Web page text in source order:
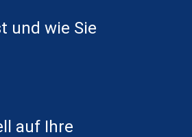
und wie Sie
auf Ihre